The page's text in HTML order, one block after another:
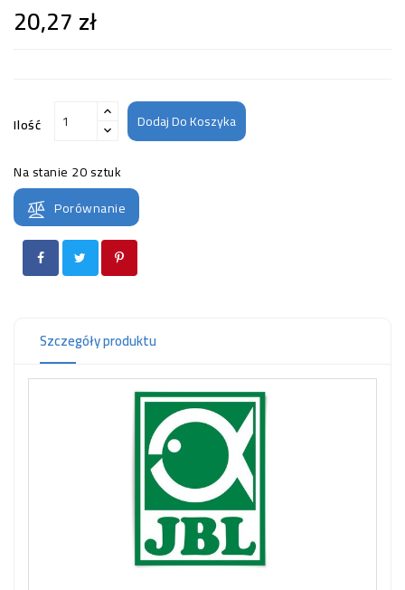
WODNEGO
I
(SPRZĘT)
OCZKO
WODNE
(SPRZĘT)
KONTAKT
20,27 zł
Ilość Dodaj Do Koszyka
Na stanie 20 sztuk
Porównanie
Szczegóły produktu